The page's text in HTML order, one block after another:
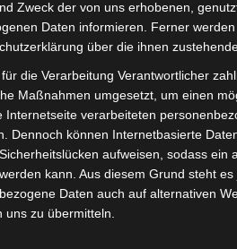
Radler-Treff am
Zweck der von uns erhobenen,
Daten informieren. Ferner
über die ihnen
die Verarbeitung Verantwortlicher
Maßnahmen umgesetzt, um einen
Internetseite verarbeiteten
Dennoch können Internetbasierte
aufweisen, sodass ein
kann. Aus diesem Grund steht
Daten auch auf alternativen
uns zu übermitteln.